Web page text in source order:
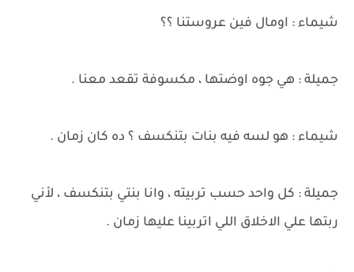
شيماء : اومال فين عروستنا ؟؟
جميلة : هي جوه اوضتها ، مكسوفة تقعد معنا .
شيماء : هو لسه فيه بنات بتنكسف ؟ ده كان زمان .
جميلة : كل واحد حسب تربيته ، وانا بنتي بتنكسف ، لأني
ربتها علي الاخلاق اللي اتربينا عليها زمان .